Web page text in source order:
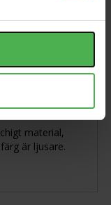
material,
är ljusare.